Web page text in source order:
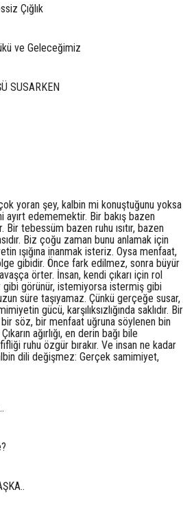
Çığlık
ve Geleceğimiz
SUSARKEN
yoran şey, kalbin mi konuştuğunu yoksa
ayırt edememektir. Bir bakış bazen
Bir tebessüm bazen ruhu ısıtır, bazen
Biz çoğu zaman bunu anlamak için
ışığına inanmak isteriz. Oysa menfaat,
gibidir. Önce fark edilmez, sonra büyür
örter. İnsan, kendi çıkarı için rol
görünür, istemiyorsa istermiş gibi
süre taşıyamaz. Çünkü gerçeğe susar,
gücü, karşılıksızlığında saklıdır. Bir
söz, bir menfaat uğruna söylenen bin
ağırlığı, en derin bağı bile
ruhu özgür bırakır. Ve insan ne kadar
dili değişmez: Gerçek samimiyet,